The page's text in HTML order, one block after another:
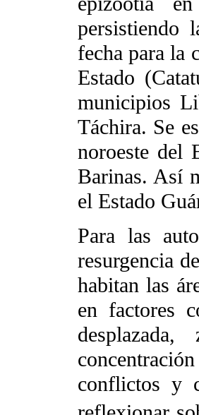
persistiendo
fecha para la
Estado
municipios
Táchira. Se
noroeste del
Barinas. Así
el Estado
Para las
resurgencia
habitan las
en factores
conflictos y